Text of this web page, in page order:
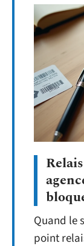
Quand le
point